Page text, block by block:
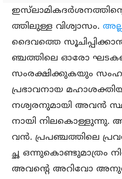
ത്തിലുള്ള വിശ്വാസം.
ദൈവത്തെ
ഞ്ചത്തിലെ ഓരോ
സംരക്ഷിക്കുകയും
പ്രഭാവനായ
നശ്വരനുമായി അവന്‍
നായി
വന്‍. പ്രപഞ്ചത്തിലെ
ച്ഛ ഒന്നുകൊണ്ടുമാത്രം
അവന്റെ അറിവോ